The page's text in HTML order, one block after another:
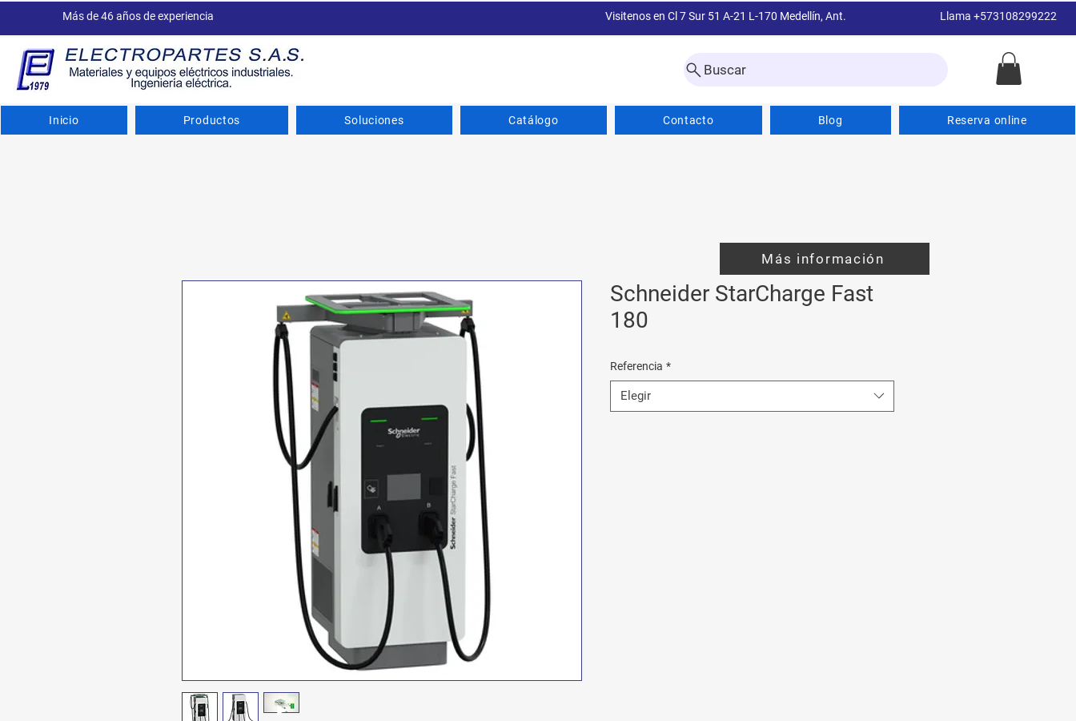
Más de 46 años de experiencia Visitenos en Cl 7 Sur 51 A-21 L-170 Medellín, Ant. Llama +573108299222
Buscar
Inicio Productos Soluciones Catálogo Contacto Blog Reserva online
Schneider StarCharge Fast
180
Referencia *
Elegir
Más información